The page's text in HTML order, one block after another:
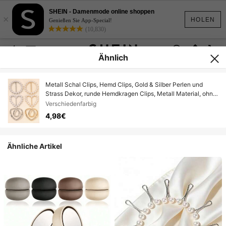
HOLEN
×
SHEIN - Damenmode online shoppen
Genießen Sie App-Special!
(10,830)
Ähnlich
Metall Schal Clips, Hemd Clips, Gold & Silber Perlen und
Strass Dekor, runde Hemdkragen Clips, Metall Material, ohne
Edelstein Dekoration, modische Accessoires für Frauen
Verschiedenfarbig
4,98€
Ähnliche Artikel